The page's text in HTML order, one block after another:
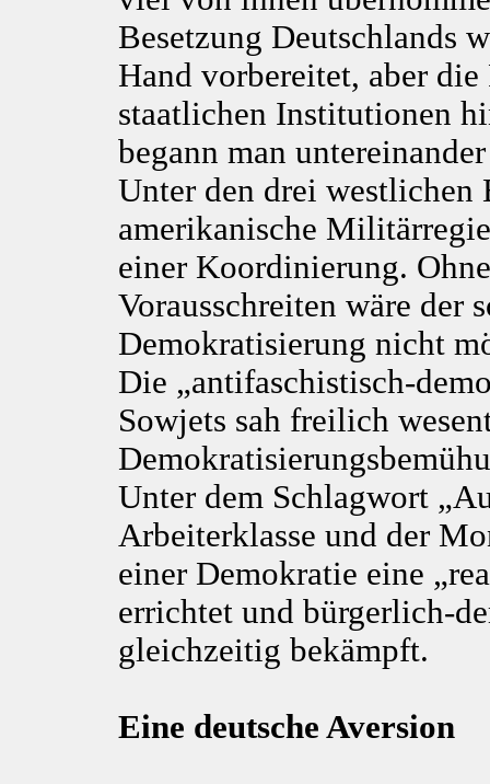
Besetzung Deutschlands
Hand vorbereitet, aber
staatlichen Institutionen
begann man
Unter den drei westlichen
amerikanische
einer Koordinierung.
Vorausschreiten wäre der
Demokratisierung nicht
Die „antifaschistisch-
Sowjets sah freilich
Unter dem Schlagwort
Arbeiterklasse und der
einer Demokratie eine
errichtet und bürgerlich-
gleichzeitig bekämpft.
Eine deutsche Aversion